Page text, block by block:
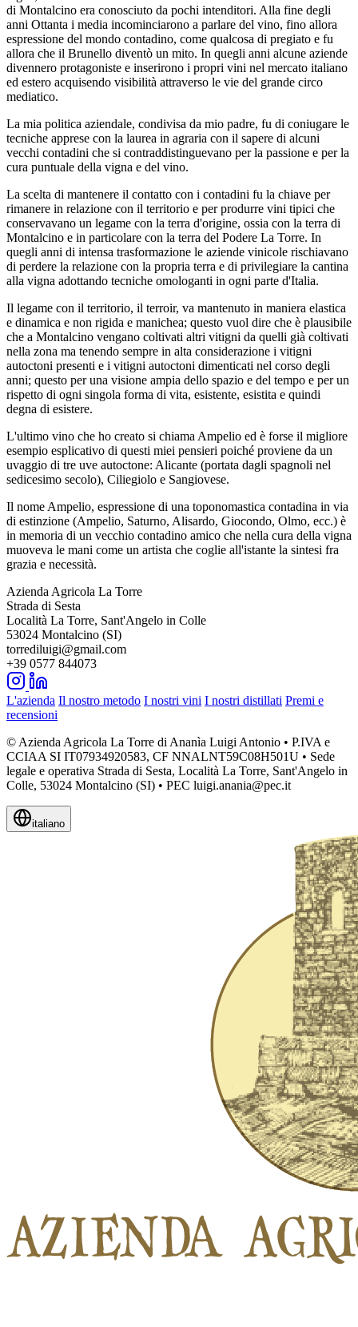
di Montalcino era conosciuto da pochi intenditori. Alla fine degli
anni Ottanta i media incominciarono a parlare del vino, fino allora
espressione del mondo contadino, come qualcosa di pregiato e fu
allora che il Brunello diventò un mito. In quegli anni alcune aziende
divennero protagoniste e inserirono i propri vini nel mercato italiano
ed estero acquisendo visibilità attraverso le vie del grande circo
mediatico.
La mia politica aziendale, condivisa da mio padre, fu di coniugare le
tecniche apprese con la laurea in agraria con il sapere di alcuni
vecchi contadini che si contraddistinguevano per la passione e per la
cura puntuale della vigna e del vino.
La scelta di mantenere il contatto con i contadini fu la chiave per
rimanere in relazione con il territorio e per produrre vini tipici che
conservavano un legame con la terra d'origine, ossia con la terra di
Montalcino e in particolare con la terra del Podere La Torre. In
quegli anni di intensa trasformazione le aziende vinicole rischiavano
di perdere la relazione con la propria terra e di privilegiare la cantina
alla vigna adottando tecniche omologanti in ogni parte d'Italia.
Il legame con il territorio, il terroir, va mantenuto in maniera elastica
e dinamica e non rigida e manichea; questo vuol dire che è plausibile
che a Montalcino vengano coltivati altri vitigni da quelli già coltivati
nella zona ma tenendo sempre in alta considerazione i vitigni
autoctoni presenti e i vitigni autoctoni dimenticati nel corso degli
anni; questo per una visione ampia dello spazio e del tempo e per un
rispetto di ogni singola forma di vita, esistente, esistita e quindi
degna di esistere.
L'ultimo vino che ho creato si chiama Ampelio ed è forse il migliore
esempio esplicativo di questi miei pensieri poiché proviene da un
uvaggio di tre uve autoctone: Alicante (portata dagli spagnoli nel
sedicesimo secolo), Ciliegiolo e Sangiovese.
Il nome Ampelio, espressione di una toponomastica contadina in via
di estinzione (Ampelio, Saturno, Alisardo, Giocondo, Olmo, ecc.) è
in memoria di un vecchio contadino amico che nella cura della vigna
muoveva le mani come un artista che coglie all'istante la sintesi fra
grazia e necessità.
Azienda Agricola La Torre
Strada di Sesta
Località La Torre, Sant'Angelo in Colle
53024 Montalcino (SI)
torrediluigi@gmail.com
+39 0577 844073
L'azienda Il nostro metodo I nostri vini I nostri distillati Premi e
recensioni
© Azienda Agricola La Torre di Ananìa Luigi Antonio • P.IVA e
CCIAA SI IT07934920583, CF NNALNT59C08H501U • Sede
legale e operativa Strada di Sesta, Località La Torre, Sant'Angelo in
Colle, 53024 Montalcino (SI) • PEC luigi.anania@pec.it
italiano